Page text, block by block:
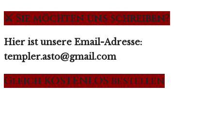
⚔️ Sie möchten uns schreiben?
Hier ist unsere Email-Adresse:
templer.asto@gmail.com
Gleich KOSTENLOS bestellen